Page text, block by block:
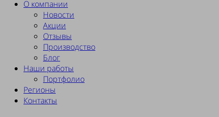
О компании
Новости
Акции
Отзывы
Производство
Блог
Наши работы
Портфолио
Регионы
Контакты